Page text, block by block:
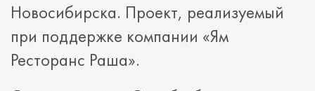
Новосибирска. Проект, реализуемый
при поддержке компании «Ям
Ресторанс Раша».